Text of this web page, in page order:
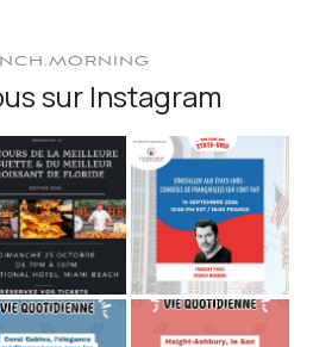
sur Instagram